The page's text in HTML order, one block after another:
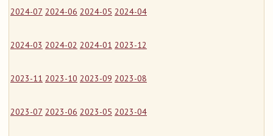
2024-07 2024-06 2024-05 2024-04
2024-03 2024-02 2024-01 2023-12
2023-11 2023-10 2023-09 2023-08
2023-07 2023-06 2023-05 2023-04